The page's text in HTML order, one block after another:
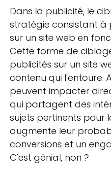
Dans la publicité, le
stratégie consistant à
sur un site web en
Cette forme de
publicités sur un site
contenu qui l'entoure.
peuvent impacter
qui partagent des
sujets pertinents pour
augmente leur
conversions et un
C'est génial, non ?